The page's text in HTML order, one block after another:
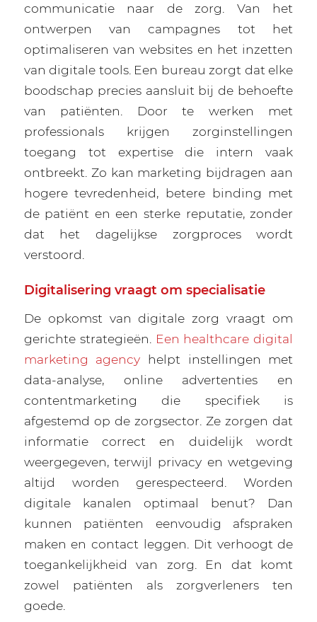
communicatie naar de zorg. Van het
ontwerpen van campagnes tot het
optimaliseren van websites en het inzetten
van digitale tools. Een bureau zorgt dat elke
boodschap precies aansluit bij de behoefte
van patiënten. Door te werken met
professionals krijgen zorginstellingen
toegang tot expertise die intern vaak
ontbreekt. Zo kan marketing bijdragen aan
hogere tevredenheid, betere binding met
de patiënt en een sterke reputatie, zonder
dat het dagelijkse zorgproces wordt
verstoord.
Digitalisering vraagt om specialisatie
De opkomst van digitale zorg vraagt om
gerichte strategieën.
Een healthcare digital
marketing agency helpt instellingen met
data-analyse, online advertenties en
contentmarketing die specifiek is
afgestemd op de zorgsector. Ze zorgen dat
informatie correct en duidelijk wordt
weergegeven, terwijl privacy en wetgeving
altijd worden gerespecteerd. Worden
digitale kanalen optimaal benut? Dan
kunnen patiënten eenvoudig afspraken
maken en contact leggen. Dit verhoogt de
toegankelijkheid van zorg. En dat komt
zowel patiënten als zorgverleners ten
goede.